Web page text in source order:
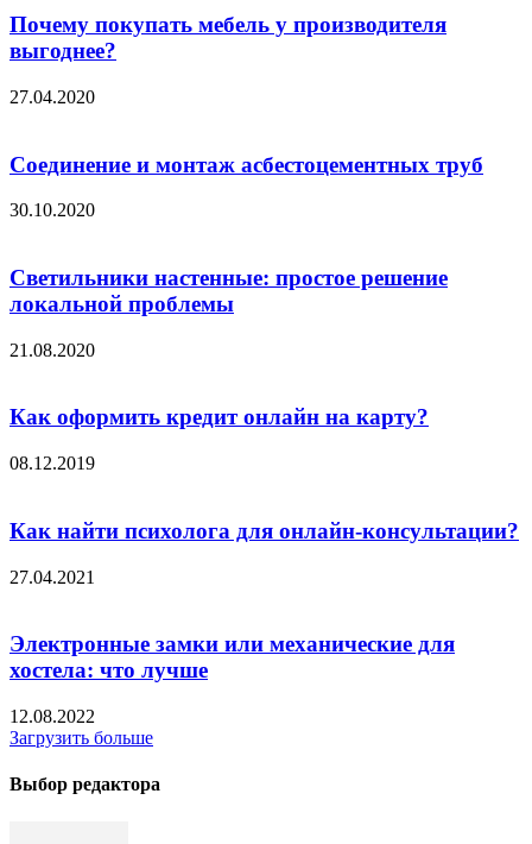
Почему покупать мебель у производителя
выгоднее?
27.04.2020
Соединение и монтаж асбестоцементных труб
30.10.2020
Светильники настенные: простое решение
локальной проблемы
21.08.2020
Как оформить кредит онлайн на карту?
08.12.2019
Как найти психолога для онлайн-консультации?
27.04.2021
Электронные замки или механические для
хостела: что лучше
12.08.2022
Загрузить больше
Выбор редактора